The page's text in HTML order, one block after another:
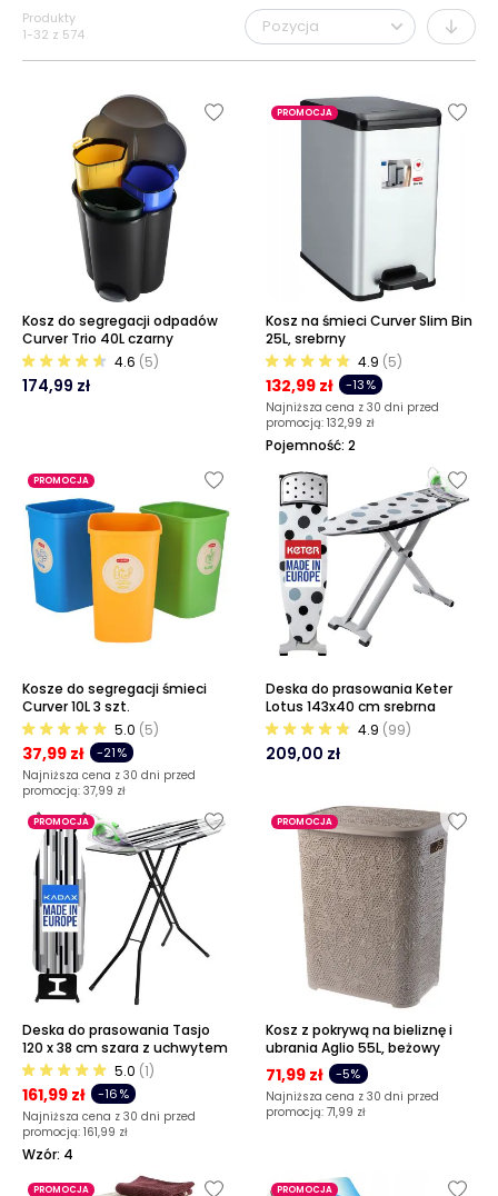
Produkty
1-32 z 574
Kosz do segregacji odpadów
Curver Trio 40L czarny
4.6 (5)
174,99 zł
PROMOCJA
Kosz na śmieci Curver Slim Bin
25L, srebrny
4.9 (5)
132,99 zł -13%
Najniższa cena z 30 dni przed
promocją: 132,99 zł
Pojemność: 2
PROMOCJA
Kosze do segregacji śmieci
Curver 10L 3 szt.
5.0 (5)
37,99 zł -21%
Najniższa cena z 30 dni przed
promocją: 37,99 zł
Deska do prasowania Keter
Lotus 143x40 cm srebrna
4.9 (99)
209,00 zł
PROMOCJA
Deska do prasowania Tasjo
120 x 38 cm szara z uchwytem
5.0 (1)
161,99 zł -16%
Najniższa cena z 30 dni przed
promocją: 161,99 zł
Wzór: 4
PROMOCJA
Kosz z pokrywą na bieliznę i
ubrania Aglio 55L, beżowy
71,99 zł -5%
Najniższa cena z 30 dni przed
promocją: 71,99 zł
PROMOCJA PROMOCJA